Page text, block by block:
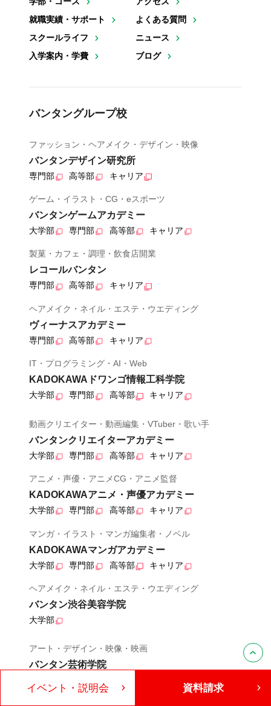
就職実績・サポート
スクールライフ
入学案内・学費
よくある質問
ニュース
ブログ
バンタングループ校
ファッション・ヘアメイク・デザイン・映像
バンタンデザイン研究所
専門部 高等部 キャリア
ゲーム・イラスト・CG・eスポーツ
バンタンゲームアカデミー
大学部 専門部 高等部 キャリア
製菓・カフェ・調理・飲食店開業
レコールバンタン
専門部 高等部 キャリア
ヘアメイク・ネイル・エステ・ウエディング
ヴィーナスアカデミー
専門部 高等部 キャリア
IT・プログラミング・AI・Web
KADOKAWAドワンゴ情報工科学院
大学部 専門部 高等部 キャリア
動画クリエイター・動画編集・VTuber・歌い手
バンタンクリエイターアカデミー
大学部 専門部 高等部 キャリア
アニメ・声優・アニメCG・アニメ監督
KADOKAWAアニメ・声優アカデミー
大学部 専門部 高等部 キャリア
マンガ・イラスト・マンガ編集者・ノベル
KADOKAWAマンガアカデミー
大学部 専門部 高等部 キャリア
ヘアメイク・ネイル・エステ・ウエディング
バンタン渋谷美容学院
大学部
アート・デザイン・映像・映画
バンタン芸術学院
製菓・カフェ・和洋調理
イベント・説明会 資料請求